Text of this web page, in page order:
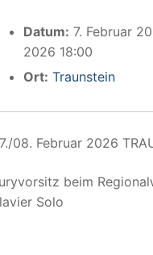
Datum: 7. Februar
2026 18:00
Ort: Traunstein
08. Februar 2026
beim
Solo